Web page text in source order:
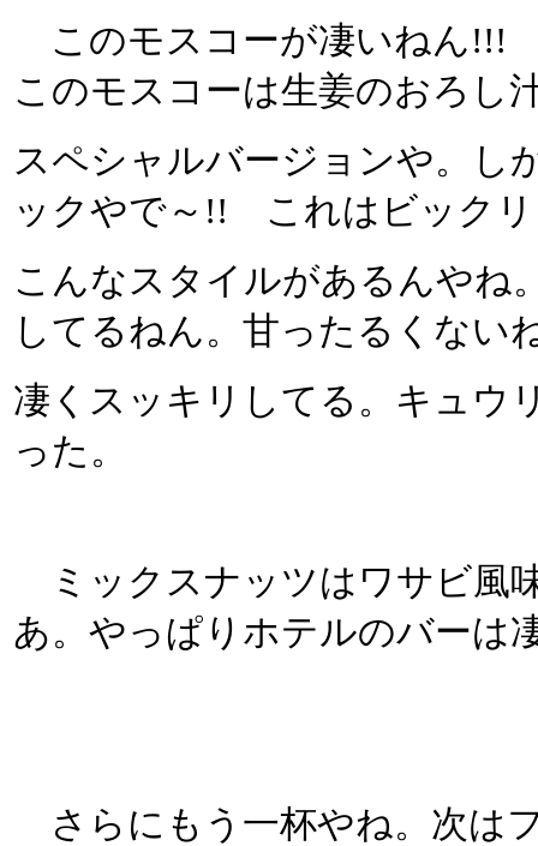
このモスコーが凄いねん!!!
このモスコーは生姜のおろし
スペシャルバージョンや。し
ックやで～!! これはビック
こんなスタイルがあるんやね
してるねん。甘ったるくない
凄くスッキリしてる。キュウ
った。
ミックスナッツはワサビ風
あ。やっぱりホテルのバーは
さらにもう一杯やね。次は